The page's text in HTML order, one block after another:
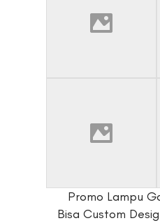
Promo Lampu
Bisa Custom